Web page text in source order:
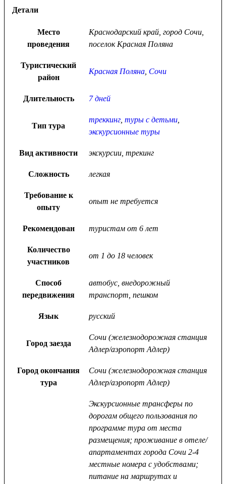
Детали
Место
проведения
Краснодарский край, город Сочи,
поселок Красная Поляна
Туристический
район
Красная Поляна Сочи
Длительность 7 дней
Тип тура
треккинг туры с детьми
экскурсионные туры
Вид активности экскурсии, трекинг
Сложность легкая
Требование к
опыту
опыт не требуется
Рекомендован туристам от 6 лет
Количество
участников
от 1 до 18 человек
Способ
передвижения
автобус, внедорожный
транспорт, пешком
Язык русский
Город заезда
Сочи (железнодорожная станция
Адлер/аэропорт Адлер)
Город окончания
тура
Сочи (железнодорожная станция
Адлер/аэропорт Адлер)
Экскурсионные трансферы по
дорогам общего пользования по
программе тура от места
размещения; проживание в отеле/
апартаментах города Сочи 2-4
местные номера с удобствами;
питание на маршрутах и